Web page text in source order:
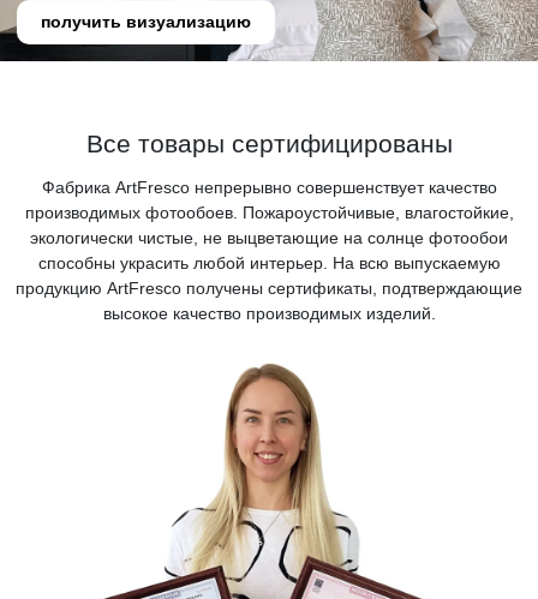
получить визуализацию
Все товары сертифицированы
Фабрика ArtFresco непрерывно совершенствует качество
производимых фотообоев. Пожароустойчивые, влагостойкие,
экологически чистые, не выцветающие на солнце фотообои
способны украсить любой интерьер. На всю выпускаемую
продукцию ArtFresco получены сертификаты, подтверждающие
высокое качество производимых изделий.